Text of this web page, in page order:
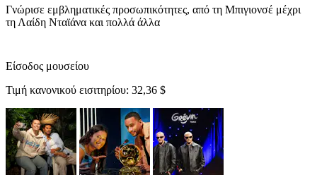
Γνώρισε εμβληματικές προσωπικότητες, από τη Μπιγιονσέ μέχρι
τη Λαίδη Νταϊάνα και πολλά άλλα
Είσοδος μουσείου
Τιμή κανονικού εισιτηρίου: 32,36 $